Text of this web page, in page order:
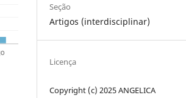
Seção
Artigos (interdisciplinar)
Licença
Copyright (c) 2025 ANGELICA